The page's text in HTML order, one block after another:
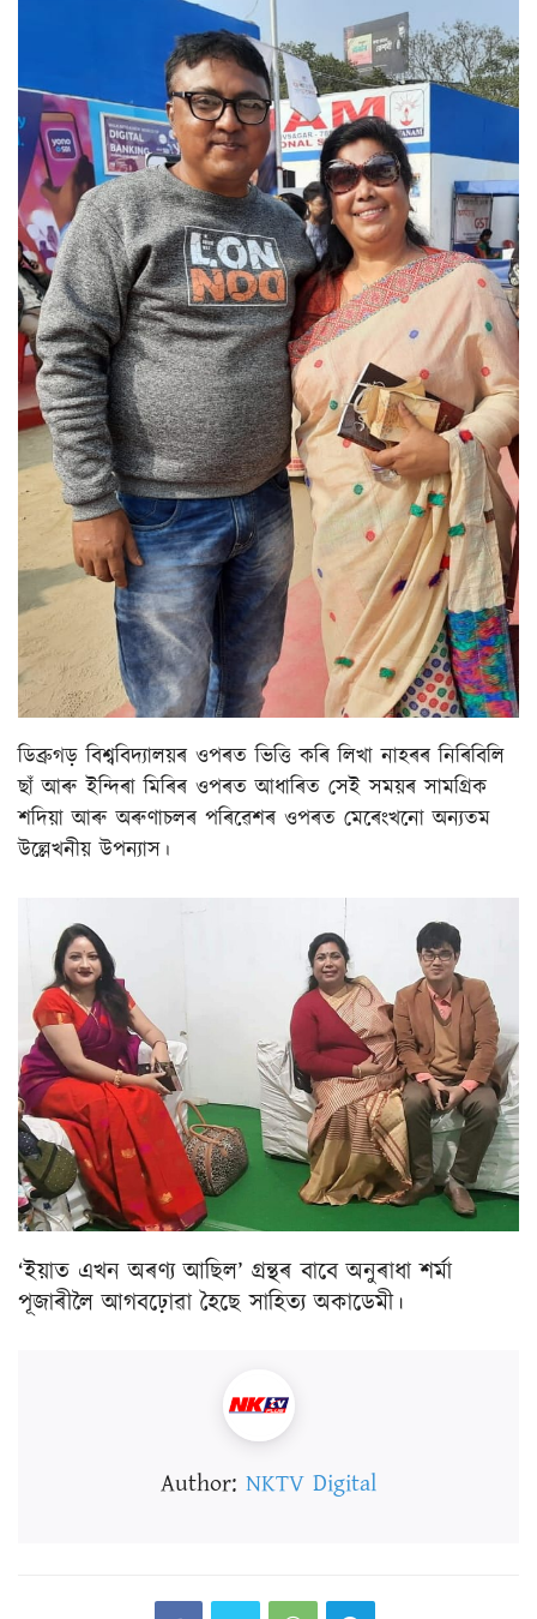
ডিব্ৰুগড় বিশ্ববিদ্যালয়ৰ ওপৰত ভিত্তি কৰি লিখা নাহৰৰ নিৰিবিলি
ছাঁ আৰু ইন্দিৰা মিৰিৰ ওপৰত আধাৰিত সেই সময়ৰ সামগ্ৰিক
শদিয়া আৰু অৰুণাচলৰ পৰিৱেশৰ ওপৰত মেৰেংখনো অন্যতম
উল্লেখনীয় উপন্যাস।
‘ইয়াত এখন অৰণ্য আছিল’ গ্ৰন্থৰ বাবে অনুৰাধা শৰ্মা
পূজাৰীলৈ আগবঢ়োৱা হৈছে সাহিত্য অকাডেমী।
Author: NKTV Digital